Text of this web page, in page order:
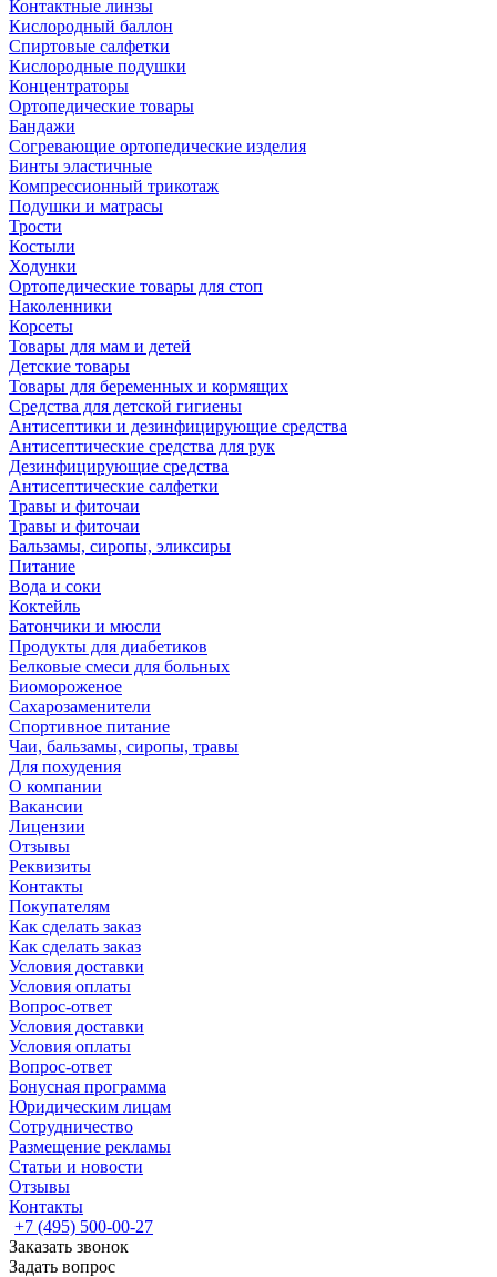
Контактные линзы
Кислородный баллон
Спиртовые салфетки
Кислородные подушки
Концентраторы
Ортопедические товары
Бандажи
Согревающие ортопедические изделия
Бинты эластичные
Компрессионный трикотаж
Подушки и матрасы
Трости
Костыли
Ходунки
Ортопедические товары для стоп
Наколенники
Корсеты
Товары для мам и детей
Детские товары
Товары для беременных и кормящих
Средства для детской гигиены
Антисептики и дезинфицирующие средства
Антисептические средства для рук
Дезинфицирующие средства
Антисептические салфетки
Травы и фиточаи
Травы и фиточаи
Бальзамы, сиропы, эликсиры
Питание
Вода и соки
Коктейль
Батончики и мюсли
Продукты для диабетиков
Белковые смеси для больных
Биомороженое
Сахарозаменители
Спортивное питание
Чаи, бальзамы, сиропы, травы
Для похудения
О компании
Вакансии
Лицензии
Отзывы
Реквизиты
Контакты
Покупателям
Как сделать заказ
Как сделать заказ
Условия доставки
Условия оплаты
Вопрос-ответ
Условия доставки
Условия оплаты
Вопрос-ответ
Бонусная программа
Юридическим лицам
Сотрудничество
Размещение рекламы
Статьи и новости
Отзывы
Контакты
+7 (495) 500-00-27
Заказать звонок
Задать вопрос